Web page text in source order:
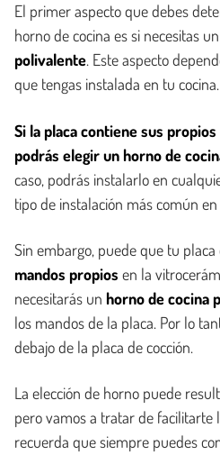
El primer aspecto que debes
horno de cocina es si necesitas un
polivalente. Este aspecto
que tengas instalada en tu cocina.
Si la placa contiene sus
podrás elegir un horno de
caso, podrás instalarlo en
tipo de instalación más común
Sin embargo, puede que tu placa
mandos propios en la
necesitarás un horno de cocina
los mandos de la placa. Por lo
debajo de la placa de cocción.
La elección de horno puede
pero vamos a tratar de facilitarte
recuerda que siempre puedes